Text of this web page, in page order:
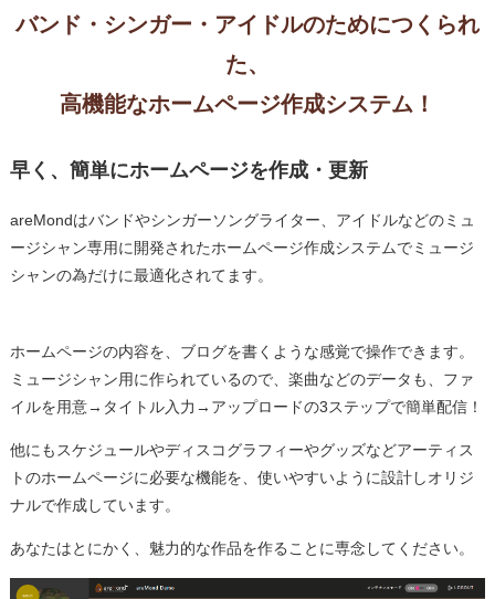
バンド・シンガー・アイドルのためにつくられ
た、
高機能なホームページ作成システム！
早く、簡単にホームページを作成・更新
areMondはバンドやシンガーソングライター、アイドルなどのミュ
ージシャン専用に開発されたホームページ作成システムでミュージ
シャンの為だけに最適化されてます。
ホームページの内容を、ブログを書くような感覚で操作できます。
ミュージシャン用に作られているので、楽曲などのデータも、ファ
イルを用意→タイトル入力→アップロードの3ステップで簡単配信！
他にもスケジュールやディスコグラフィーやグッズなどアーティス
トのホームページに必要な機能を、使いやすいように設計しオリジ
ナルで作成しています。
あなたはとにかく、魅力的な作品を作ることに専念してください。